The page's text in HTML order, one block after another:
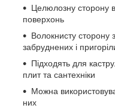
Целюлозну сторону
поверхонь
Волокнисту сторону
забруднених і
Підходять для
плит та сантехніки
Можна
них